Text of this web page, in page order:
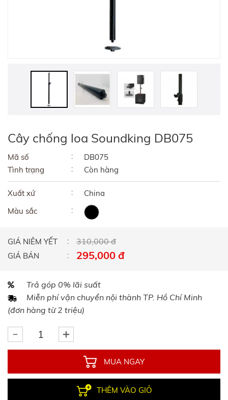
Cây chống loa Soundking DB075
Mã số
DB075
Tình trạng
Còn hàng
Xuất xứ
China
Màu sắc
GIÁ NIÊM YẾT 310,000 đ
GIÁ BÁN 295,000 đ
Trả góp 0% lãi suất
Miễn phí vận chuyển nội thành TP. Hồ Chí Minh
(đơn hàng từ 2 triệu)
MUA NGAY
THÊM VÀO GIỎ